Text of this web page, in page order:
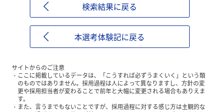
検索結果に戻る
本選考体験記に戻る
サイトからのご注意
ここに掲載しているデータは、「こうすれば必ずうまくいく」という類
のものではありません。採用過程は人によって異なりますし、方針の変
更や採用担当者が変わることで前年と大幅に変更される場合もありえま
す。
また、言うまでもないことですが、採用過程に対する感じ方は主観的な